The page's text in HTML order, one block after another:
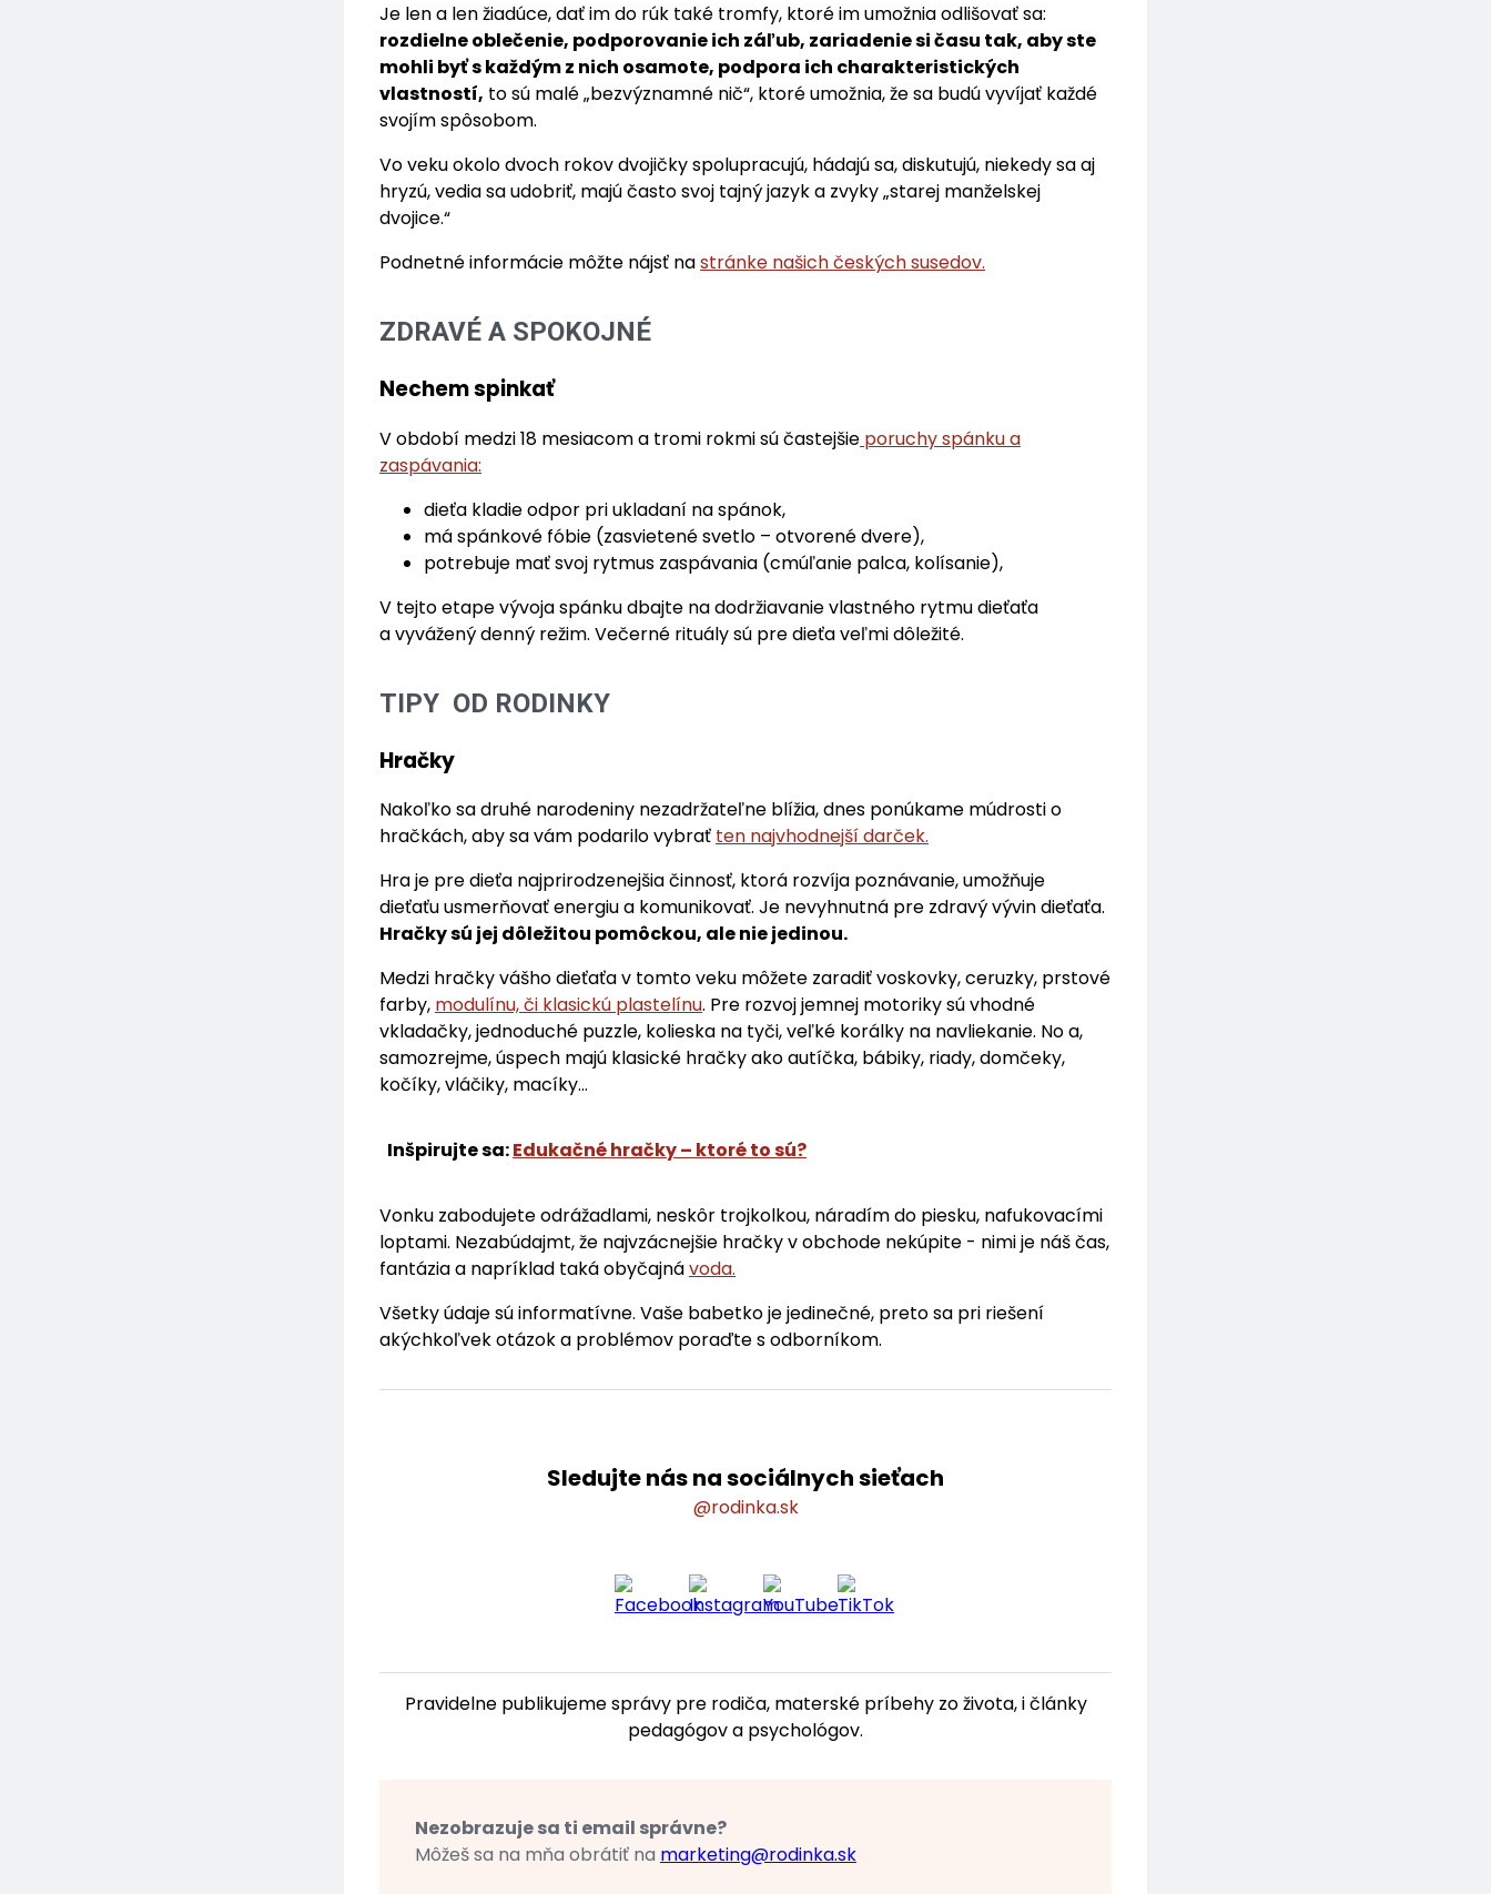
Je len a len žiadúce, dať im do rúk také tromfy, ktoré im umožnia odlišovať sa:
rozdielne oblečenie, podporovanie ich záľub, zariadenie si času tak, aby ste
mohli byť s každým z nich osamote, podpora ich charakteristických
vlastností, to sú malé „bezvýznamné nič“, ktoré umožnia, že sa budú vyvíjať každé
svojím spôsobom.
Vo veku okolo dvoch rokov dvojičky spolupracujú, hádajú sa, diskutujú, niekedy sa aj
hryzú, vedia sa udobriť, majú často svoj tajný jazyk a zvyky „starej manželskej
dvojice.“
Podnetné informácie môžte nájsť nastránke našich českých susedov.
ZDRAVÉ A SPOKOJNÉ
Nechem spinkať
V období medzi 18 mesiacom a tromi rokmi sú častejšie poruchy spánku a
zaspávania:
dieťa kladie odpor pri ukladaní na spánok,
má spánkové fóbie (zasvietené svetlo – otvorené dvere),
potrebuje mať svoj rytmus zaspávania (cmúľanie palca, kolísanie),
V tejto etape vývoja spánku dbajte na dodržiavanie vlastného rytmu dieťaťa
a vyvážený denný režim. Večerné rituály sú pre dieťa veľmi dôležité.
TIPY OD RODINKY
Hračky
Nakoľko sa druhé narodeniny nezadržateľne blížia, dnes ponúkame múdrosti o
hračkách, aby sa vám podarilo vybrať ten najvhodnejší darček.
Hra je pre dieťa najprirodzenejšia činnosť, ktorá rozvíja poznávanie, umožňuje
dieťaťu usmerňovať energiu a komunikovať. Je nevyhnutná pre zdravý vývin dieťaťa.
Hračky sú jej dôležitou pomôckou, ale nie jedinou.
Medzi hračky vášho dieťaťa v tomto veku môžete zaradiť voskovky, ceruzky, prstové
farby, modulínu, či klasickú plastelínu. Pre rozvoj jemnej motoriky sú vhodné
vkladačky, jednoduché puzzle, kolieska na tyči, veľké korálky na navliekanie. No a,
samozrejme, úspech majú klasické hračky ako autíčka, bábiky, riady, domčeky,
kočíky, vláčiky, macíky...
Inšpirujte sa:Edukačné hračky – ktoré to sú?
Vonku zabodujete odrážadlami, neskôr trojkolkou, náradím do piesku, nafukovacími
loptami. Nezabúdajmt, že najvzácnejšie hračky v obchode nekúpite - nimi je náš čas,
fantázia a napríklad taká obyčajnávoda.
Všetky údaje sú informatívne. Vaše babetko je jedinečné, preto sa pri riešení
akýchkoľvek otázok a problémov poraďte s odborníkom.
Sledujte nás na sociálnych sieťach
@rodinka.sk
Pravidelne publikujeme správy pre rodiča, materské príbehy zo života, i články
pedagógov a psychológov.
Nezobrazuje sa ti email správne?
Môžeš sa na mňa obrátiť na marketing@rodinka.sk